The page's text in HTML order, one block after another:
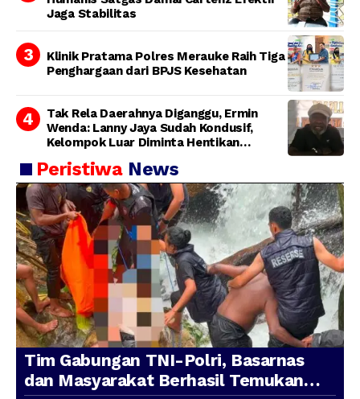
Jaga Stabilitas
Klinik Pratama Polres Merauke Raih Tiga
Penghargaan dari BPJS Kesehatan
Tak Rela Daerahnya Diganggu, Ermin
Wenda: Lanny Jaya Sudah Kondusif,
Kelompok Luar Diminta Hentikan
Peristiwa News
Tim Gabungan TNI-Polri, Basarnas
dan Masyarakat Berhasil Temukan